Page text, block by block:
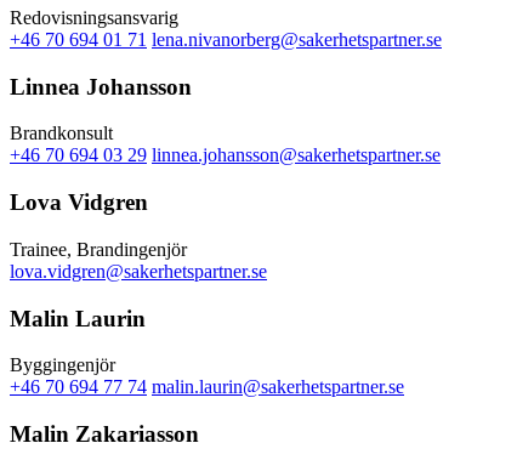
Redovisningsansvarig
+46 70 694 01 71 lena.nivanorberg@sakerhetspartner.se
Linnea Johansson
Brandkonsult
+46 70 694 03 29 linnea.johansson@sakerhetspartner.se
Lova Vidgren
Trainee, Brandingenjör
lova.vidgren@sakerhetspartner.se
Malin Laurin
Byggingenjör
+46 70 694 77 74 malin.laurin@sakerhetspartner.se
Malin Zakariasson